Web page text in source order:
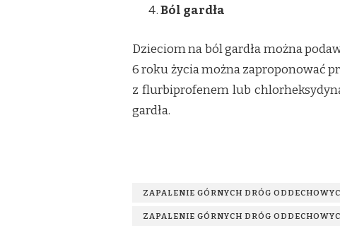
Ból gardła
Dzieciom na ból gardła można
6 roku życia można zaproponować
z flurbiprofenem lub
gardła.
ZAPALENIE GÓRNYCH DRÓG
ZAPALENIE GÓRNYCH DRÓG